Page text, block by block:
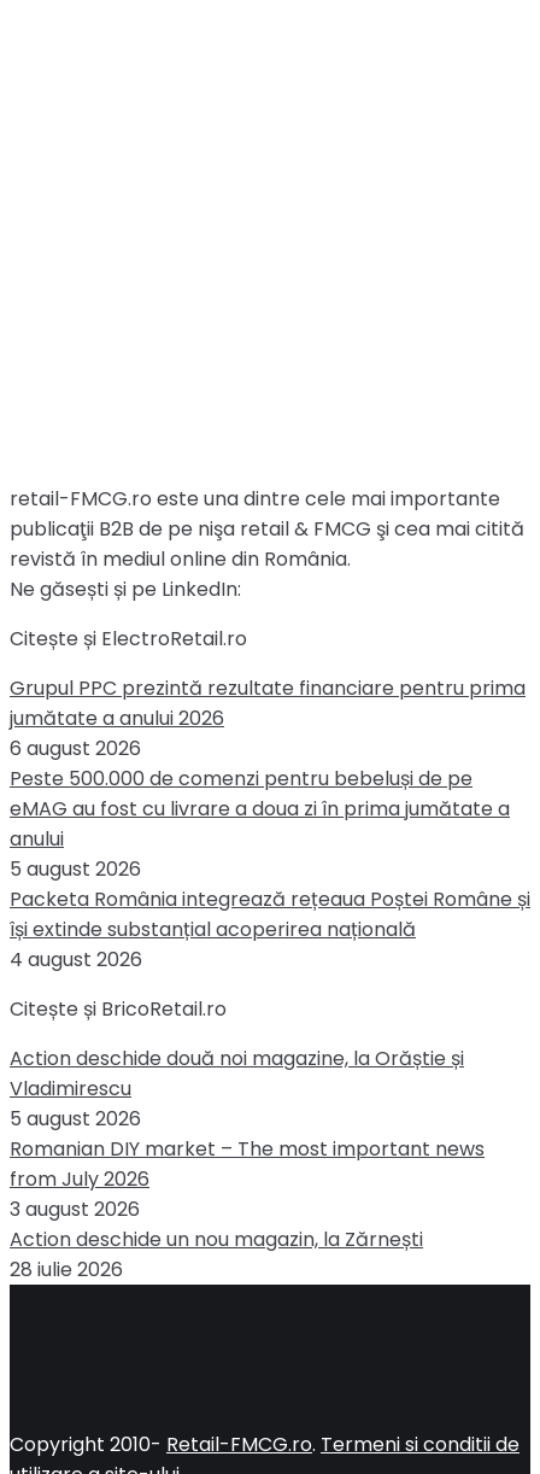
retail-FMCG.ro este una dintre cele mai importante
publicaţii B2B de pe nişa retail & FMCG şi cea mai citită
revistă în mediul online din România.
Ne găsești și pe LinkedIn:
Citește și ElectroRetail.ro
Grupul PPC prezintă rezultate financiare pentru prima
jumătate a anului 2026
6 august 2026
Peste 500.000 de comenzi pentru bebeluși de pe
eMAG au fost cu livrare a doua zi în prima jumătate a
anului
5 august 2026
Packeta România integrează rețeaua Poștei Române și
își extinde substanțial acoperirea națională
4 august 2026
Citește și BricoRetail.ro
Action deschide două noi magazine, la Orăștie și
Vladimirescu
5 august 2026
Romanian DIY market – The most important news
from July 2026
3 august 2026
Action deschide un nou magazin, la Zărnești
28 iulie 2026
Copyright 2010- Retail-FMCG.ro. Termeni si conditii de